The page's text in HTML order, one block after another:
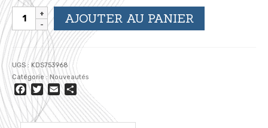
quantité
de
STELLA
-
Montre
Chat
-
Montre
Enfant
Fille
AJOUTER AU PANIER
UGS : KDS753968
Catégorie :Nouveautés
Facebook
Twitter
EmailPartager